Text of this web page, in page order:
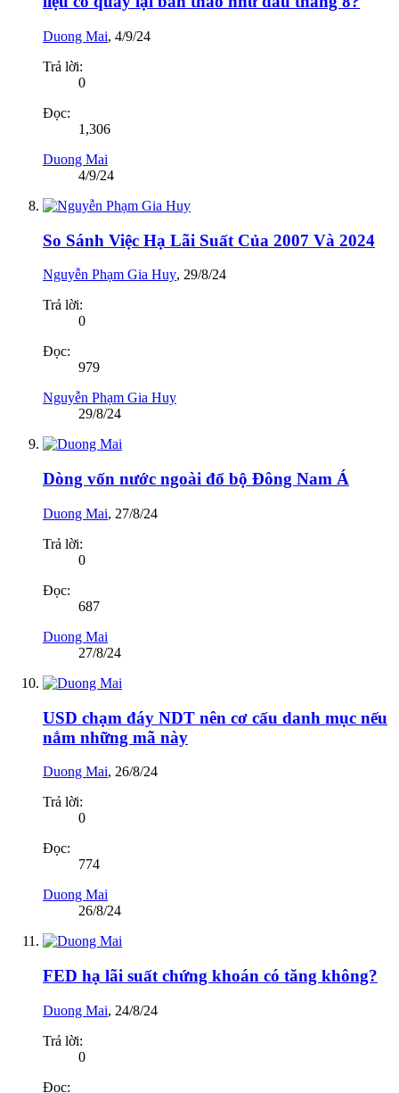
Duong Mai, 4/9/24
Trả lời:
0
Đọc:
1,306
Duong Mai
4/9/24
So Sánh Việc Hạ Lãi Suất Của 2007 Và 2024
Nguyễn Phạm Gia Huy, 29/8/24
Trả lời:
0
Đọc:
979
Nguyễn Phạm Gia Huy
29/8/24
Dòng vốn nước ngoài đổ bộ Đông Nam Á
Duong Mai, 27/8/24
Trả lời:
0
Đọc:
687
Duong Mai
27/8/24
USD chạm đáy NDT nên cơ cấu danh mục nếu
nắm những mã này
Duong Mai, 26/8/24
Trả lời:
0
Đọc:
774
Duong Mai
26/8/24
FED hạ lãi suất chứng khoán có tăng không?
Duong Mai, 24/8/24
Trả lời:
0
Đọc: